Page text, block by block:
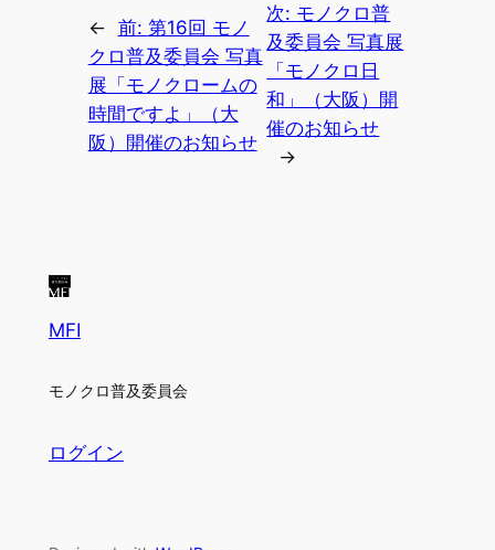
← 前: 第16回 モノ
クロ普及委員会 写真
展「モノクロームの
時間ですよ」（大
阪）開催のお知らせ
次: モノクロ普
及委員会 写真展
「モノクロ日
和」（大阪）開
催のお知らせ
→
MFI
モノクロ普及委員会
ログイン